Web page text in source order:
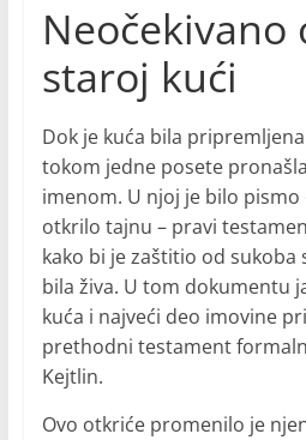
Neočekivano
staroj kući
Dok je kuća bila
tokom jedne posete
imenom. U njoj je bilo pismo
otkrilo tajnu – pravi
kako bi je zaštitio od sukoba
bila živa. U tom dokumentu
kuća i najveći deo imovine
prethodni testament
Kejtlin.
Ovo otkriće promenilo je